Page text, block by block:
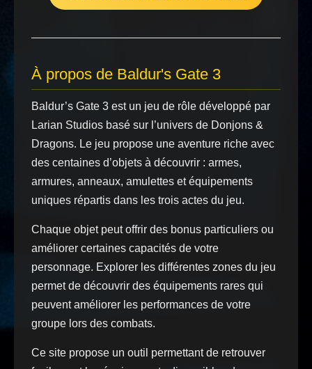
À propos de Baldur's Gate 3
Baldur’s Gate 3 est un jeu de rôle développé par
Larian Studios basé sur l’univers de Donjons &
Dragons. Le jeu propose une aventure riche avec
des centaines d’objets à découvrir : armes,
armures, anneaux, amulettes et équipements
uniques répartis dans les trois actes du jeu.
Chaque objet peut offrir des bonus particuliers ou
améliorer certaines capacités de votre
personnage. Explorer les différentes zones du jeu
permet de découvrir des équipements rares qui
peuvent améliorer les performances de votre
groupe lors des combats.
Ce site propose un outil permettant de retrouver